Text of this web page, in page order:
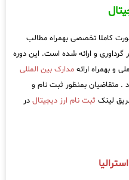
کاملا تخصصی بهمراه مطالب
گرداوری و ارائه شده است. این دوره
مدارک بین المللی
. متقاضیان بمنظور ثبت نام و
لینک ثبت نام ارز دیجیتال در